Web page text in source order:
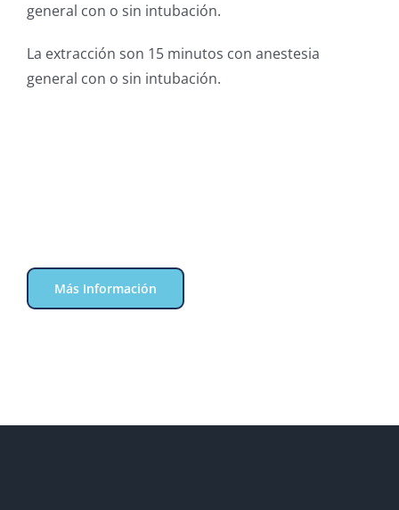
general con o sin intubación.
La extracción son 15 minutos con anestesia
general con o sin intubación.
Más Información